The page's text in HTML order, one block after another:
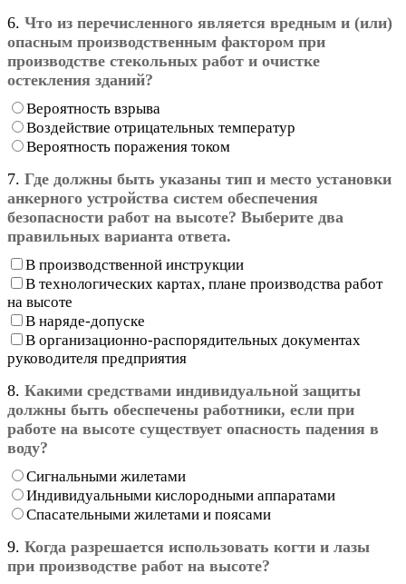
6. Что из перечисленного является вредным и (или)
опасным производственным фактором при
производстве стекольных работ и очистке
остекления зданий?
Вероятность взрыва
Воздействие отрицательных температур
Вероятность поражения током
7. Где должны быть указаны тип и место установки
анкерного устройства систем обеспечения
безопасности работ на высоте? Выберите два
правильных варианта ответа.
В производственной инструкции
В технологических картах, плане производства работ
на высоте
В наряде-допуске
В организационно-распорядительных документах
руководителя предприятия
8. Какими средствами индивидуальной защиты
должны быть обеспечены работники, если при
работе на высоте существует опасность падения в
воду?
Сигнальными жилетами
Индивидуальными кислородными аппаратами
Спасательными жилетами и поясами
9. Когда разрешается использовать когти и лазы
при производстве работ на высоте?